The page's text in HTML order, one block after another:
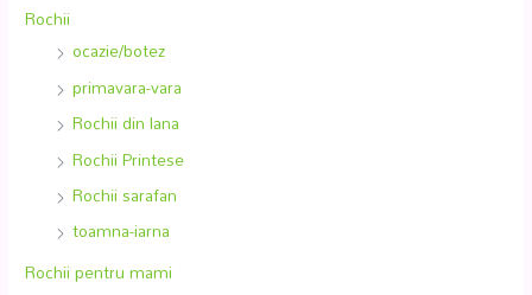
Rochii
ocazie/botez
primavara-vara
Rochii din lana
Rochii Printese
Rochii sarafan
toamna-iarna
Rochii pentru mami